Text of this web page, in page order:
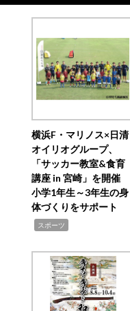
横浜F・マリノス×日清
オイリオグループ、
「サッカー教室&食育
講座 in 宮崎」を開催
小学1年生～3年生の身
体づくりをサポート
スポーツ